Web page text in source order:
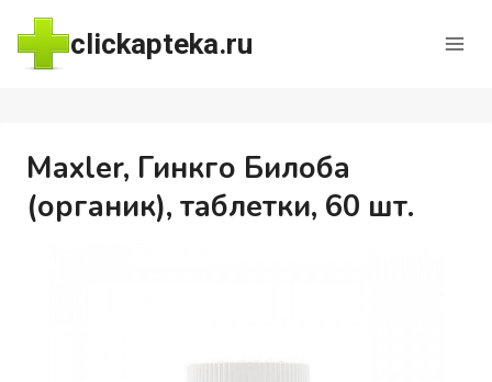
Перейти
содержимому
clickapteka.ru
Maxler, Гинкго Билоба
(органик), таблетки, 60 шт.